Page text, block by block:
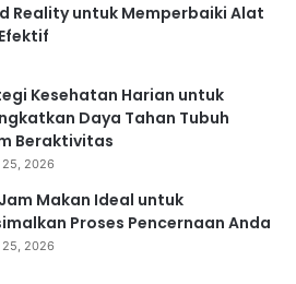
Reality untuk Memperbaiki Alat
Kesehatan Harian untuk
Daya Tahan Tubuh
Beraktivitas
2026
Makan Ideal untuk
Proses Pencernaan Anda
2026